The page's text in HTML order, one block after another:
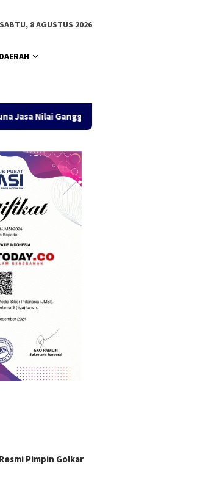
SABTU, 8 AGUSTUS 2026
DAERAH
Kenyamanan Berusaha
Pimpin Golkar